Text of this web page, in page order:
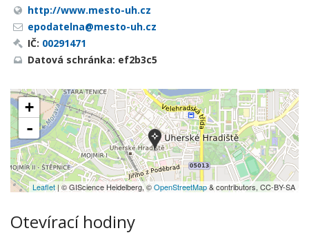
http://www.mesto-uh.cz
epodatelna@mesto-uh.cz
IČ: 00291471
Datová schránka: ef2b3c5
+
-
Leaflet | © GIScience Heidelberg, ©OpenStreetMap& contributors, CC-BY-SA
Otevírací hodiny